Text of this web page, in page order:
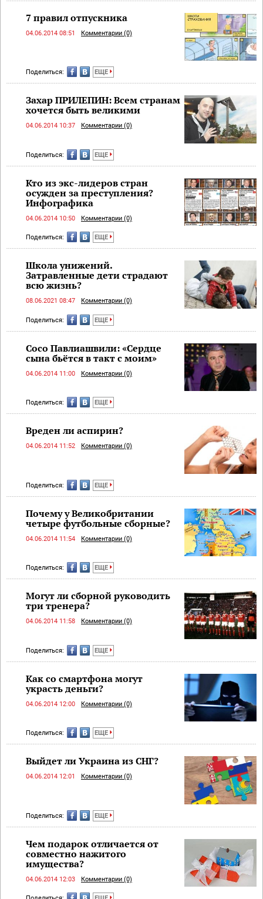
7 правил отпускника
04.06.2014 08:51 Комментарии (0)
Поделиться: ЕЩЕ
Захар ПРИЛЕПИН: Всем странам
хочется быть великими
04.06.2014 10:37 Комментарии (0)
Поделиться: ЕЩЕ
Кто из экс-лидеров стран
осужден за преступления?
Инфографика
04.06.2014 10:50 Комментарии (0)
Поделиться: ЕЩЕ
Школа унижений.
Затравленные дети страдают
всю жизнь?
08.06.2021 08:47 Комментарии (0)
Поделиться: ЕЩЕ
Сосо Павлиашвили: «Сердце
сына бьётся в такт с моим»
04.06.2014 11:00 Комментарии (0)
Поделиться: ЕЩЕ
Вреден ли аспирин?
04.06.2014 11:52 Комментарии (0)
Поделиться: ЕЩЕ
Почему у Великобритании
четыре футбольные сборные?
04.06.2014 11:54 Комментарии (0)
Поделиться: ЕЩЕ
Могут ли сборной руководить
три тренера?
04.06.2014 11:58 Комментарии (0)
Поделиться: ЕЩЕ
Как со смартфона могут
украсть деньги?
04.06.2014 12:00 Комментарии (0)
Поделиться: ЕЩЕ
Выйдет ли Украина из СНГ?
04.06.2014 12:01 Комментарии (0)
Поделиться: ЕЩЕ
Чем подарок отличается от
совместно нажитого
имущества?
04.06.2014 12:03 Комментарии (0)